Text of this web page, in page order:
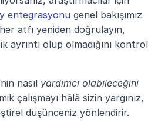
entegrasyonu genel bakışımız
atfı yeniden doğrulayın,
ayrıntı olup olmadığını kontrol
nasıl yardımcı olabileceğini
çalışmayı hâlâ sizin yargınız,
düşünceniz yönlendirir.